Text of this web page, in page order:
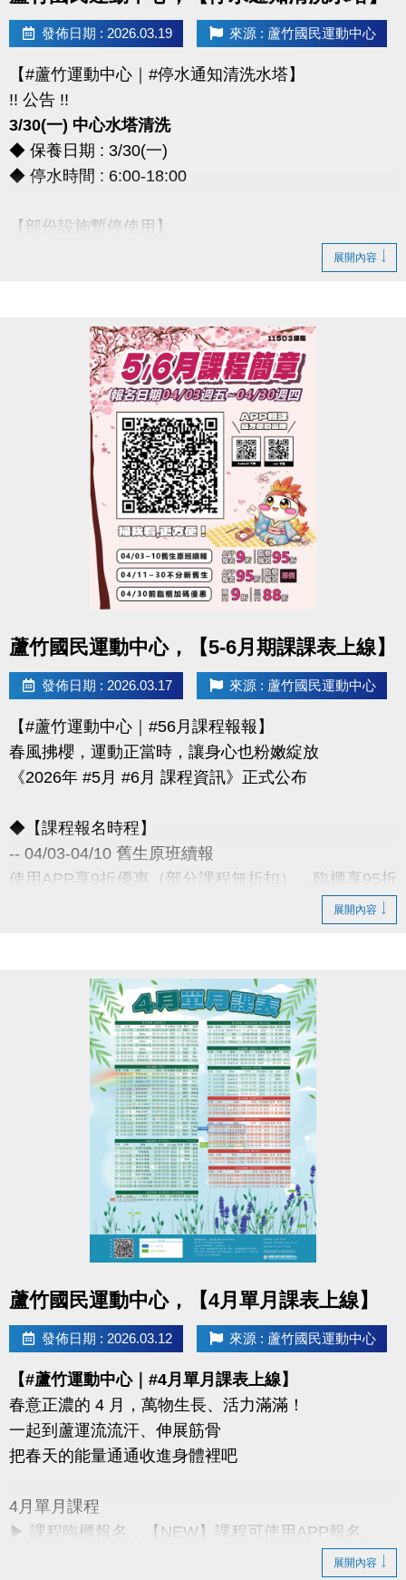
用），須現場報名繳費使用。
想報名期課及家教班的運動好友們，千萬別錯過喔～～～
發佈日期 : 2026.03.19 來源 : 蘆竹國民運動中心
【#蘆竹運動中心｜#停水通知清洗水塔】
!! 公告 !!
3/30(一) 中心水塔清洗
◆ 保養日期 : 3/30(一)
◆ 停水時間 : 6:00-18:00
【部份設施暫停使用】
*** 造成不便，敬請見諒 ***
-洽詢專線：03-2639066 #111、112
-官網 :
https://www.lzsports.com.tw/zh_TW/news/pageID/1/
-FB : 桃園市蘆竹國民運動中心
-IG : @luzhusports
展開內容
蘆竹國民運動中心，【5-6月期課課表上線】
發佈日期 : 2026.03.17 來源 : 蘆竹國民運動中心
【#蘆竹運動中心｜#56月課程報報】
春風拂櫻，運動正當時，讓身心也粉嫩綻放
《2026年 #5月 #6月 課程資訊》正式公布
◆【課程報名時程】
-- 04/03-04/10 舊生原班續報
使用APP享9折優惠（部分課程無折扣），臨櫃享95折
◆【舊生定義】
報名完整3-4月期課、4月單月課程
且開班成功，無中途退費之學員
04/11-04/30 不分新舊生
APP報名享95折優惠
04/30 前 本期臨櫃報名
《 有 加碼優惠 喔 》
同一人報名三門以上 → 88折優惠
同一人報名兩門以上 → 9折優惠
連絡資訊
-洽詢專線：03-2639066 #115、116
https://www.lzsports.com.tw/zh_TW/news/pageID/1/
-FB : 桃園市蘆竹國民運動中心
-IG : @luzhusports
展開內容
蘆竹國民運動中心，【4月單月課表上線】
發佈日期 : 2026.03.12 來源 : 蘆竹國民運動中心
【#蘆竹運動中心｜#4月單月課表上線】
春意正濃的 4 月，萬物生長、活力滿滿！
一起到蘆運流流汗、伸展筋骨
把春天的能量通通收進身體裡吧
4月單月課程
▶ 課程臨櫃報名，【NEW】課程可使用APP報名。
展開內容